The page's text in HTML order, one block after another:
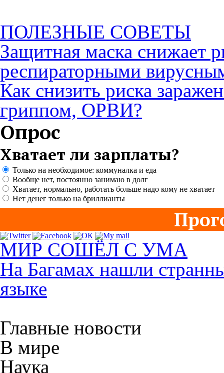
ПОЛЕЗНЫЕ СОВЕТЫ
Защитная маска снижает
респираторными
Как снизить риска
гриппом, ОРВИ?
Опрос
Хватает ли зарплаты?
Только на необходимое: коммуналка и еда
Вообще нет, постоянно занимаю в долг
Хватает, нормально, работать больше надо кому не хватает
Нет денег только на бриллианты
МИР СОШЁЛ С УМА
На Багамах нашли
языке
Главные новости
В мире
Наука